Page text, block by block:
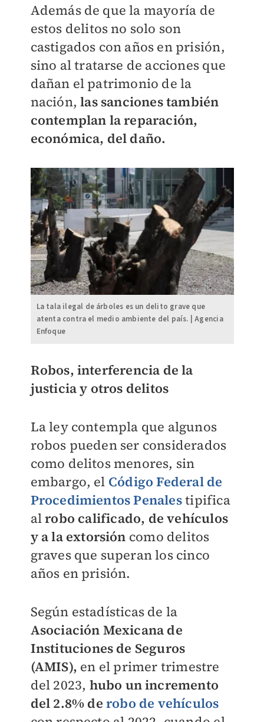
Además de que la mayoría de
estos delitos no solo son
castigados con años en prisión,
sino al tratarse de acciones que
dañan el patrimonio de la
nación,las sanciones también
contemplan la reparación,
económica, del daño.
La tala ilegal de árboles es un delito grave que
atenta contra el medio ambiente del país. | Agencia
Enfoque
Robos, interferencia de la
justicia y otros delitos
La ley contempla que algunos
robos pueden ser considerados
como delitos menores, sin
embargo, el Código Federal de
Procedimientos Penalestipifica
alrobo calificado, de vehículos
y a la extorsión como delitos
graves que superan los cinco
años en prisión.
Según estadísticas de la
Asociación Mexicana de
Instituciones de Seguros
(AMIS), en el primer trimestre
del 2023, hubo un incremento
del 2.8% de robo de vehículos